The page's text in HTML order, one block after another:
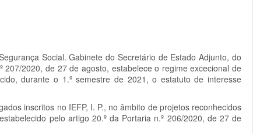
Social. Gabinete do Secretário de Estado Adjunto, do
2020, de 27 de agosto, estabelece o regime excecional de
durante o 1.º semestre de 2021, o estatuto de interesse
inscritos no IEFP, I. P., no âmbito de projetos reconhecidos
pelo artigo 20.º da Portaria n.º 206/2020, de 27 de